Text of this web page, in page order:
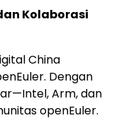
Kolaborasi
China
Dengan
Arm, dan
openEuler.